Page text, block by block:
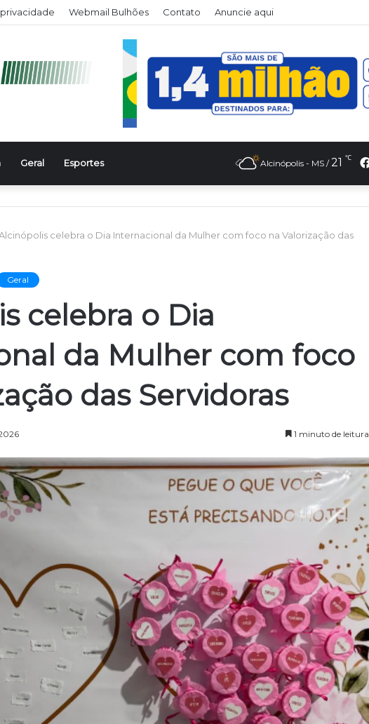
Webmail Bulhões Contato Anuncie aqui
Geral Esportes Alcinópolis - MS / 21 ℃
celebra o Dia Internacional da Mulher com foco na Valorização das
Geral
celebra o Dia
da Mulher com foco
das Servidoras
1 minuto de leitura